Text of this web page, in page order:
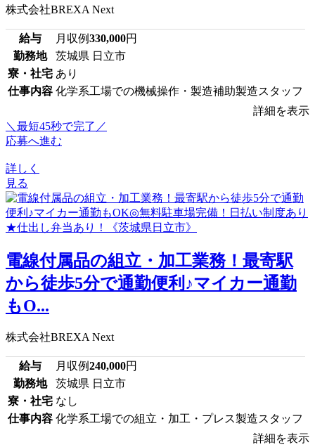
株式会社BREXA Next
給与 月収例330,000円
勤務地
茨城県 日立市
寮・社宅 あり
仕事内容 化学系工場での機械操作・製造補助製造スタッフ
詳細を表示
＼最短45秒で完了／
応募へ進む
詳しく
見る
電線付属品の組立・加工業務！最寄駅
から徒歩5分で通勤便利♪マイカー通勤
もO...
株式会社BREXA Next
給与 月収例240,000円
勤務地
茨城県 日立市
寮・社宅 なし
仕事内容 化学系工場での組立・加工・プレス製造スタッフ
詳細を表示